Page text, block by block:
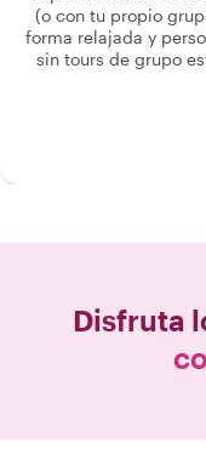
(o con tu propio
forma relajada y
sin tours de grupo
Disfruta